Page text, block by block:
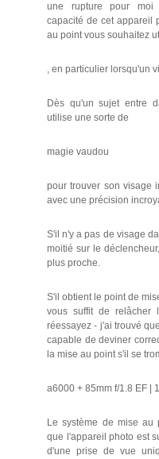
une rupture pour moi
capacité de cet appareil
au point vous souhaitez
, en particulier lorsqu'un
Dès qu'un sujet entre
utilise une sorte de
magie vaudou
pour trouver son visage
avec une précision
S'il n'y a pas de visage
moitié sur le
plus proche.
S'il obtient le point de
vous suffit de relâcher
réessayez - j'ai trouvé
capable de deviner
la mise au point s'il se
a6000 + 85mm f/1.8 EF |
Le système de mise au
que l'appareil photo est
d'une prise de vue